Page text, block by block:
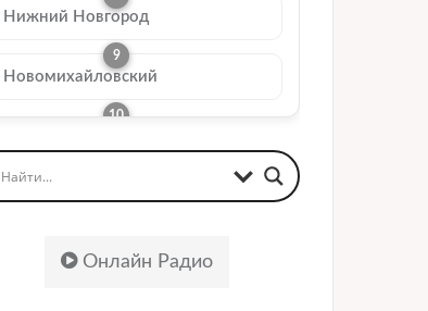
Нижний Новгород
Новомихайловский
Онлайн Радио